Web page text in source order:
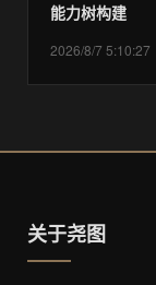
能力树构建
2026/8/7 5:10:27
关于尧图